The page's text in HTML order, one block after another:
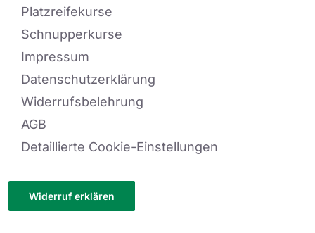
Platzreifekurse
Schnupperkurse
Impressum
Datenschutzerklärung
Widerrufsbelehrung
AGB
Detaillierte Cookie-Einstellungen
Widerruf erklären